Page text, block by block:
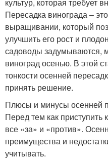
культур, которая требует
Пересадка винограда –
выращивании, который
улучшить его рост и
садоводы задумываются,
виноград осенью. В этой
тонкости осенней
принять решение.
Плюсы и минусы осенней
Перед тем как приступить
все «за» и «против».
преимущества и
учитывать.